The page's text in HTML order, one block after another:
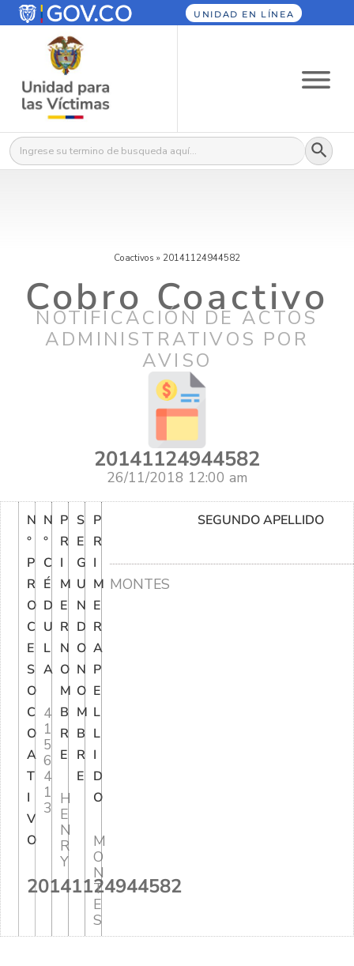
UNIDAD EN LÍNEA
Buscar: Botón
Coactivos » 20141124944582
Cobro Coactivo
NOTIFICACIÓN DE ACTOS
ADMINISTRATIVOS POR
AVISO
20141124944582
26/11/2018 12:00 am
N
°
P
R
O
C
E
S
O
C
O
A
T
I
V
O
20141124944582
N
°
C
É
D
U
L
A
4
1
5
6
4
1
3
P
R
I
M
E
R
N
O
M
B
R
E
H
E
N
R
Y
S
E
G
U
N
D
O
N
O
M
B
R
E
P
R
I
M
E
R
A
P
E
L
L
I
D
O
M
O
N
T
E
S
SEGUNDO APELLIDO
MONTES